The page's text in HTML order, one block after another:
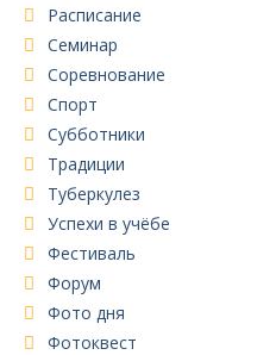
Расписание
Семинар
Соревнование
Спорт
Субботники
Традиции
Туберкулез
Успехи в учёбе
Фестиваль
Форум
Фото дня
Фотоквест